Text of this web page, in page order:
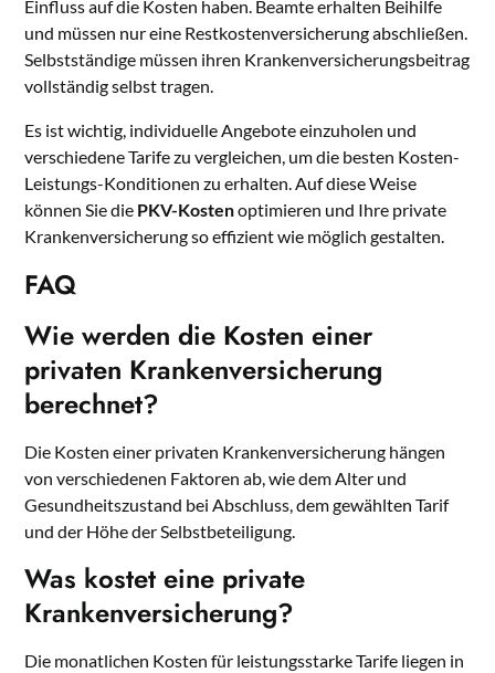
Einfluss auf die Kosten haben. Beamte erhalten Beihilfe
und müssen nur eine Restkostenversicherung abschließen.
Selbstständige müssen ihren Krankenversicherungsbeitrag
vollständig selbst tragen.
Es ist wichtig, individuelle Angebote einzuholen und
verschiedene Tarife zu vergleichen, um die besten Kosten-
Leistungs-Konditionen zu erhalten. Auf diese Weise
können Sie die PKV-Kostenoptimieren und Ihre private
Krankenversicherung so effizient wie möglich gestalten.
FAQ
Wie werden die Kosten einer
privaten Krankenversicherung
berechnet?
Die Kosten einer privaten Krankenversicherung hängen
von verschiedenen Faktoren ab, wie dem Alter und
Gesundheitszustand bei Abschluss, dem gewählten Tarif
und der Höhe der Selbstbeteiligung.
Was kostet eine private
Krankenversicherung?
Die monatlichen Kosten für leistungsstarke Tarife liegen in